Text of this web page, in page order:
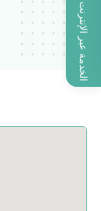
الخدمة عبر الإنترنت